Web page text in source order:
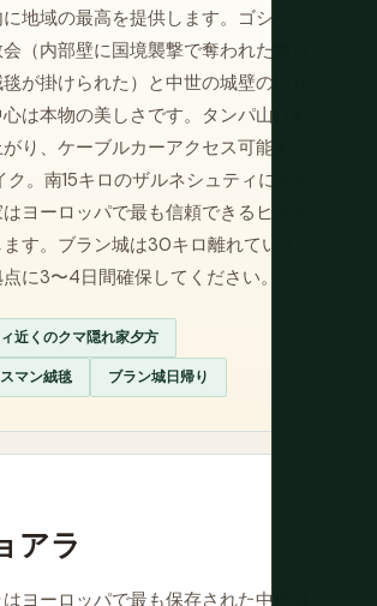
地域の最高を提供します。ゴシック
（内部壁に国境襲撃で奪われた数百
が掛けられた）と中世の城壁の旧ザ
は本物の美しさです。タンパ山は町
り、ケーブルカーアクセス可能また
。南15キロのザルネシュティに向か
ヨーロッパで最も信頼できるヒグマ
す。ブラン城は30キロ離れていま
に3〜4日間確保してください。
近くのクマ隠れ家夕方
マン絨毯 ブラン城日帰り
アラ
ヨーロッパで最も保存された中世城